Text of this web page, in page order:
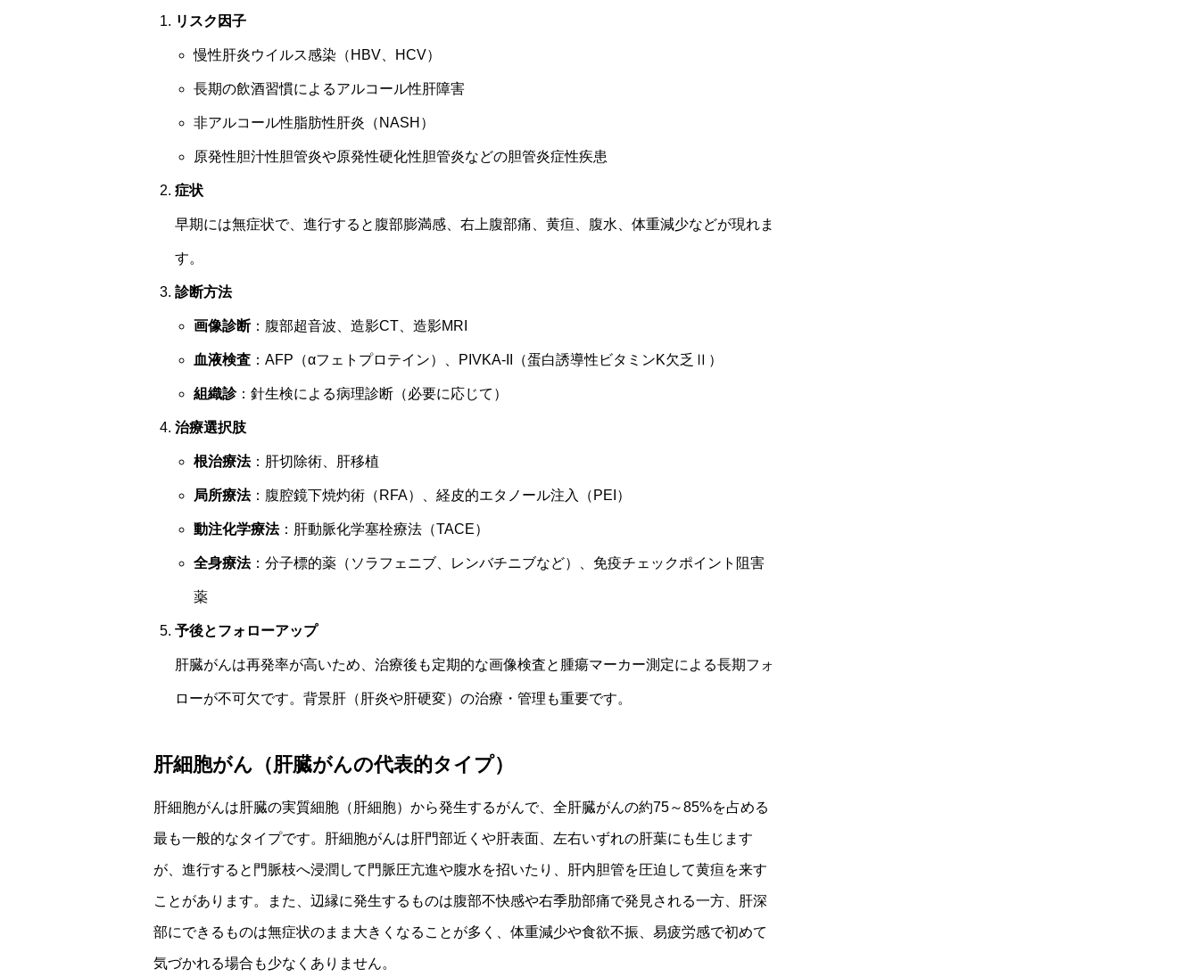
リスク因子
慢性肝炎ウイルス感染（HBV、HCV）
長期の飲酒習慣によるアルコール性肝障害
非アルコール性脂肪性肝炎（NASH）
原発性胆汁性胆管炎や原発性硬化性胆管炎などの胆管炎症性疾患
症状
早期には無症状で、進行すると腹部膨満感、右上腹部痛、黄疸、腹水、体重減少などが現れま
す。
診断方法
画像診断：腹部超音波、造影CT、造影MRI
血液検査：AFP（αフェトプロテイン）、PIVKA-II（蛋白誘導性ビタミンK欠乏Ⅱ）
組織診：針生検による病理診断（必要に応じて）
治療選択肢
根治療法：肝切除術、肝移植
局所療法：腹腔鏡下焼灼術（RFA）、経皮的エタノール注入（PEI）
動注化学療法：肝動脈化学塞栓療法（TACE）
全身療法：分子標的薬（ソラフェニブ、レンバチニブなど）、免疫チェックポイント阻害
薬
予後とフォローアップ
肝臓がんは再発率が高いため、治療後も定期的な画像検査と腫瘍マーカー測定による長期フォ
ローが不可欠です。背景肝（肝炎や肝硬変）の治療・管理も重要です。
肝細胞がん（肝臓がんの代表的タイプ）
肝細胞がんは肝臓の実質細胞（肝細胞）から発生するがんで、全肝臓がんの約75～85%を占める
最も一般的なタイプです。肝細胞がんは肝門部近くや肝表面、左右いずれの肝葉にも生じます
が、進行すると門脈枝へ浸潤して門脈圧亢進や腹水を招いたり、肝内胆管を圧迫して黄疸を来す
ことがあります。また、辺縁に発生するものは腹部不快感や右季肋部痛で発見される一方、肝深
部にできるものは無症状のまま大きくなることが多く、体重減少や食欲不振、易疲労感で初めて
気づかれる場合も少なくありません。